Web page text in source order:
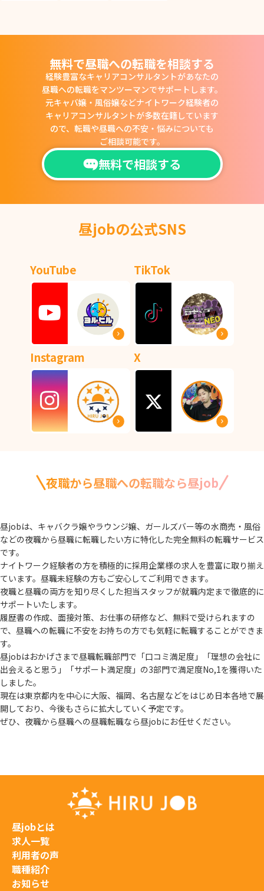
無料で昼職への転職を相談する
経験豊富なキャリアコンサルタントがあなたの
昼職への転職をマンツーマンでサポートします。
元キャバ嬢・風俗嬢などナイトワーク経験者の
キャリアコンサルタントが多数在籍しています
ので、 転職や昼職への不安・悩みについても
ご相談可能です。
無料で相談する
昼jobの公式SNS
YouTube TikTok
Instagram X
夜職から昼職への転職なら昼job
昼jobは、キャバクラ嬢やラウンジ嬢、ガールズバー等の水商売・風俗
などの夜職から昼職に転職したい方に特化した完全無料の転職サービス
です。
ナイトワーク経験者の方を積極的に採用企業様の求人を豊富に取り揃え
ています。 昼職未経験の方もご安心してご利用できます。
夜職と昼職の両方を知り尽くした担当スタッフが就職内定まで徹底的に
サポートいたします。
履歴書の作成、面接対策、お仕事の研修など、無料で受けられますの
で、 昼職への転職に不安をお持ちの方でも気軽に転職することができま
す。
昼jobはおかげさまで昼職転職部門で「口コミ満足度」「理想の会社に
出会えると思う」
「サポート満足度」の3部門で満足度No,1を獲得いた
しました。
現在は東京都内を中心に大阪、福岡、名古屋などをはじめ日本各地で展
開しており、 今後もさらに拡大していく予定です。
ぜひ、夜職から昼職への昼職転職なら昼jobにお任せください。
昼jobとは
求人一覧
利用者の声
職種紹介
お知らせ